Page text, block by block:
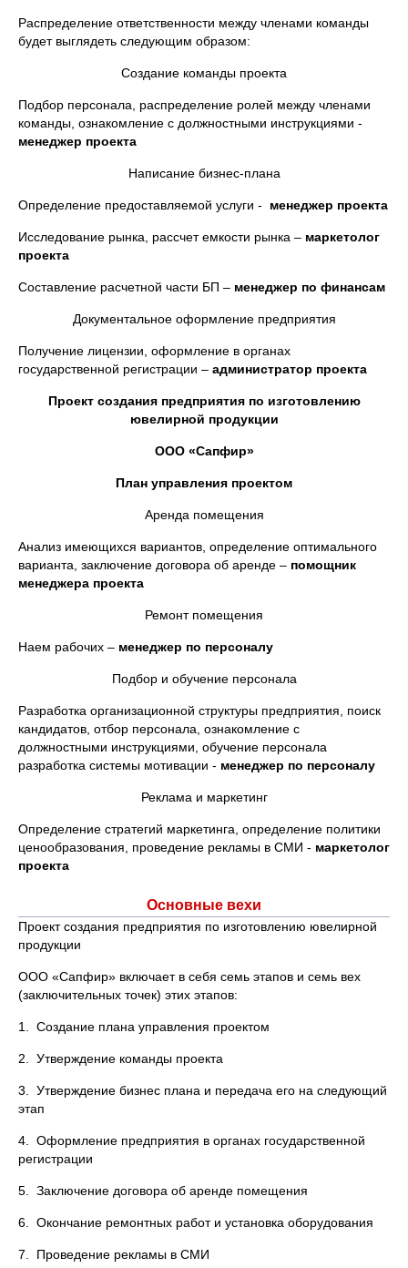
Распределение ответственности между членами команды
будет выглядеть следующим образом:
Создание команды проекта
Подбор персонала, распределение ролей между членами
команды, ознакомление с должностными инструкциями -
менеджер проекта
Написание бизнес-плана
Определение предоставляемой услуги - менеджер проекта
Исследование рынка, рассчет емкости рынка – маркетолог
проекта
Составление расчетной части БП – менеджер по финансам
Документальное оформление предприятия
Получение лицензии, оформление в органах
государственной регистрации – администратор проекта
Проект создания предприятия по изготовлению
ювелирной продукции
ООО «Сапфир»
План управления проектом
Аренда помещения
Анализ имеющихся вариантов, определение оптимального
варианта, заключение договора об аренде – помощник
менеджера проекта
Ремонт помещения
Наем рабочих – менеджер по персоналу
Подбор и обучение персонала
Разработка организационной структуры предприятия, поиск
кандидатов, отбор персонала, ознакомление с
должностными инструкциями, обучение персонала
разработка системы мотивации - менеджер по персоналу
Реклама и маркетинг
Определение стратегий маркетинга, определение политики
ценообразования, проведение рекламы в СМИ - маркетолог
проекта
Основные вехи
Проект создания предприятия по изготовлению ювелирной
продукции
ООО «Сапфир» включает в себя семь этапов и семь вех
(заключительных точек) этих этапов:
1. Создание плана управления проектом
2. Утверждение команды проекта
3. Утверждение бизнес плана и передача его на следующий
этап
4. Оформление предприятия в органах государственной
регистрации
5. Заключение договора об аренде помещения
6. Окончание ремонтных работ и установка оборудования
7. Проведение рекламы в СМИ